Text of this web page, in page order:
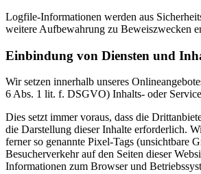
Logfile-Informationen werden aus
weitere Aufbewahrung zu Beweiszwecken
Einbindung von Diensten und
Wir setzen innerhalb unseres
6 Abs. 1 lit. f. DSGVO) Inhalts- oder
Dies setzt immer voraus, dass die
die Darstellung dieser Inhalte erforderlich.
ferner so genannte Pixel-Tags (unsichtbare
Besucherverkehr auf den Seiten dieser
Informationen zum Browser und